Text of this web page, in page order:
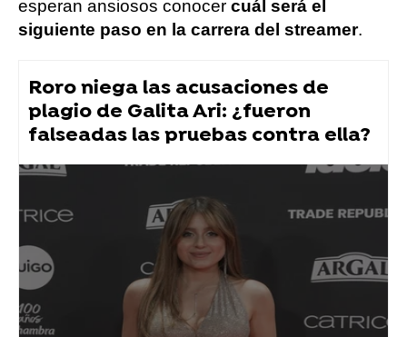
esperan ansiosos conocer cuál será el
siguiente paso en la carrera del streamer.
Roro niega las acusaciones de
plagio de Galita Ari: ¿fueron
falseadas las pruebas contra ella?